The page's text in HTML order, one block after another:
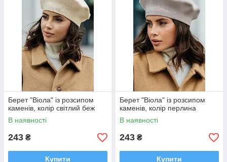
Берет "Віола" із розсипом
каменів, колір світлий беж
В наявності
243 ₴
Купити
Берет "Віола" із розсипом
каменів, колір перлина
В наявності
243 ₴
Купити